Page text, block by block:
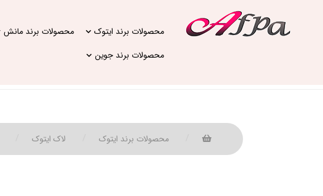
محصولات برند ایتوک محصولات برند مانش
محصولات برند جوین
محصولات برند ایتوک لاک ایتوک